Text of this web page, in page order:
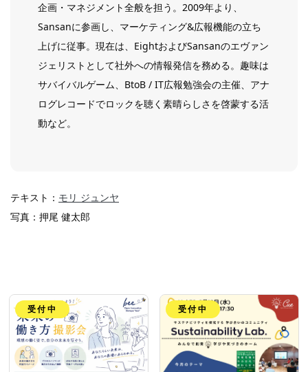
企画・マネジメント全般を担う。2009年より、
Sansanに参画し、マーケティング&広報機能の立ち
上げに従事。 現在は、EightおよびSansanのエヴァン
ジェリストとして社外への情報発信を務める。 趣味は
サバイバルゲーム、BtoB / IT広報勉強会の主催、アナ
ログレコードでロックを聴く素晴らしさを啓蒙する活
動など。
テキスト： モリ ジュンヤ
写真：押尾 健太郎
受付中 受付中